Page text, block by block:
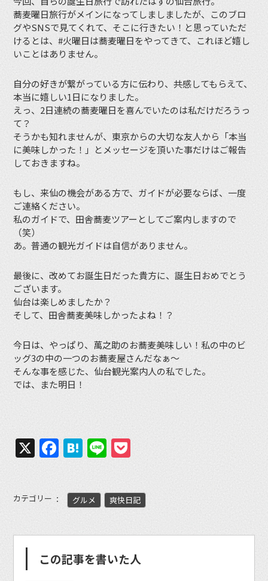
蕎麦曜日旅行がメインになってしましましたが、このブロ
グやSNSで見てくれて、そこに行きたい！と思っていただ
けるとは、#火曜日は蕎麦曜日をやってきて、これほど嬉し
いことはありません。
自分の好きが繋がっている方に伝わり、共感してもらえて、
本当に嬉しい1日になりました。
えっ、2日連続の蕎麦曜日を喜んでいたのは私だけだろうっ
て？
そうかも知れませんが、東京からの大切な友人から「本当
に美味しかった！」とメッセージを頂いた事だけはご報告
しておきますね。
もし、来仙の機会がある方で、ガイドが必要ならば、一度
ご連絡ください。
私のガイドで、田舎蕎麦ツアーとしてご案内しますので
（笑）
あ。普通の観光ガイドは自信がありません。
最後に、改めてお誕生日だった貴方に、誕生日おめでとう
ございます。
仙台は楽しめましたか？
そして、田舎蕎麦美味しかったよね！？
今日は、やっぱり、萬之助のお蕎麦美味しい！私の中のビ
ッグ3の中の一つのお蕎麦屋さんだなぁ〜
そんな事を感じた、仙台観光案内人の私でした。
では、また明日！
X Facebook
Hatena
Line
カテゴリー グルメ 爽快日記
この記事を書いた人